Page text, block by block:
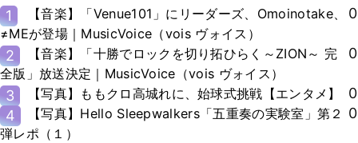
1
【音楽】「Venue101」にリーダーズ、Omoinotake、
≠MEが登場｜MusicVoice（vois ヴォイス）
0
2
【音楽】「十勝でロックを切り拓ひらく～ZION～ 完
全版」放送決定｜MusicVoice（vois ヴォイス）
0
3 【写真】ももクロ高城れに、始球式挑戦【エンタメ】
0
4
【写真】Hello Sleepwalkers「五重奏の実験室」第２
弾レポ（１）
0